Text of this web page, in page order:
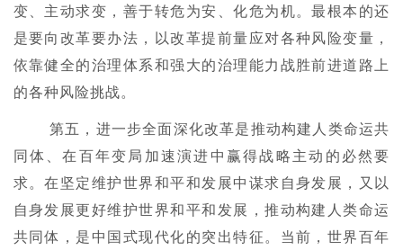
变、主动求变，善于转危为安、化危为机。最根本的还
是要向改革要办法，以改革提前量应对各种风险变量，
依靠健全的治理体系和强大的治理能力战胜前进道路上
的各种风险挑战。
第五，进一步全面深化改革是推动构建人类命运共
同体、在百年变局加速演进中赢得战略主动的必然要
求。在坚定维护世界和平和发展中谋求自身发展，又以
自身发展更好维护世界和平和发展，推动构建人类命运
共同体，是中国式现代化的突出特征。当前，世界百年